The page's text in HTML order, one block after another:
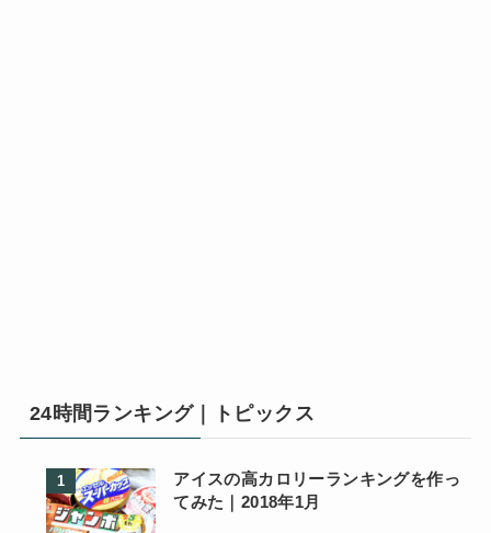
24時間ランキング｜トピックス
アイスの高カロリーランキングを作っ
てみた｜2018年1月